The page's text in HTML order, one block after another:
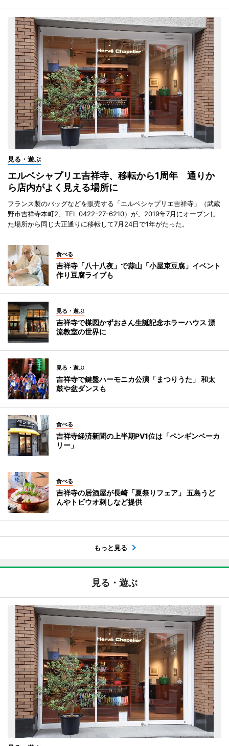
見る・遊ぶ
エルベシャプリエ吉祥寺、移転から1周年 通りか
ら店内がよく見える場所に
フランス製のバッグなどを販売する「エルベシャプリエ吉祥寺」（武蔵
野市吉祥寺本町2、TEL 0422-27-6210）が、2019年7月にオープンし
た場所から同じ大正通りに移転して7月24日で1年がたった。
食べる
吉祥寺「八十八夜」で蒜山「小屋束豆腐」イベント
作り豆腐ライブも
見る・遊ぶ
吉祥寺で楳図かずおさん生誕記念ホラーハウス 漂
流教室の世界に
見る・遊ぶ
吉祥寺で鍵盤ハーモニカ公演「まつりうた」 和太
鼓や盆ダンスも
食べる
吉祥寺経済新聞の上半期PV1位は「ペンギンベーカ
リー」
食べる
吉祥寺の居酒屋が長崎「夏祭りフェア」 五島うど
んやトビウオ刺しなど提供
もっと見る
見る・遊ぶ